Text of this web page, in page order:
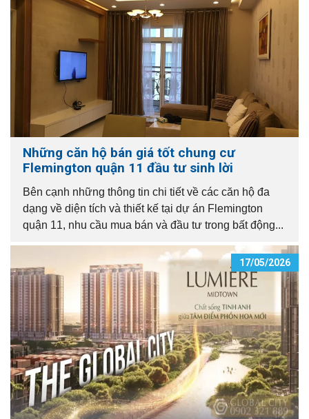
Những căn hộ bán giá tốt chung cư
Flemington quận 11 đầu tư sinh lời
Bên cạnh những thông tin chi tiết về các căn hộ đa
dạng về diện tích và thiết kế tại dự án Flemington
quận 11, nhu cầu mua bán và đầu tư trong bất động...
17/05/2026